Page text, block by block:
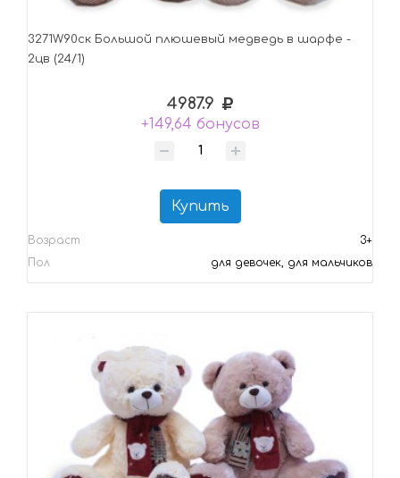
3271W90ск Большой плюшевый медведь в шарфе -
2цв (24/1)
4987.9
+149,64 бонусов
Купить
Возраст
3+
Пол
для девочек, для мальчиков